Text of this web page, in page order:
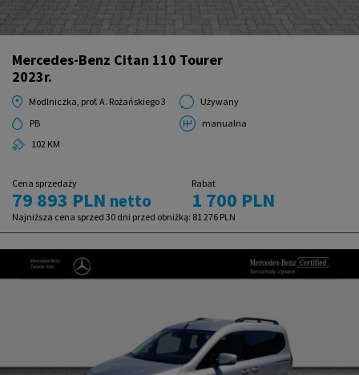
Mercedes-Benz Citan 110 Tourer
2023r.
Modlniczka, prof. A. Rożańskiego 3
Używany
PB
manualna
102 KM
Cena sprzedaży
79 893 PLN netto
Rabat
1 700 PLN
Najniższa cena sprzed 30 dni przed obniżką: 81 276 PLN